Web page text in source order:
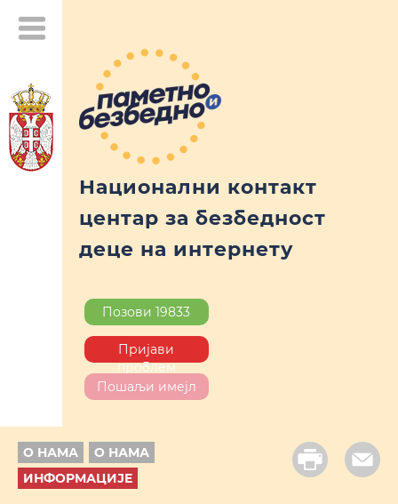
Национални контакт
центар за безбедност
деце на интернету
Позови 19833
Пријави
проблем
Пошаљи имејл
О НАМА
О НАМА
ИНФОРМАЦИЈЕ